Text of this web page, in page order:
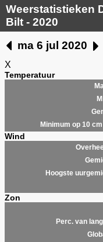
Weerstatistieken
Bilt - 2020
ma 6 jul 2020
X
Temperatuur
Minimum op 10
Wind
Hoogste
Zon
Perc. van